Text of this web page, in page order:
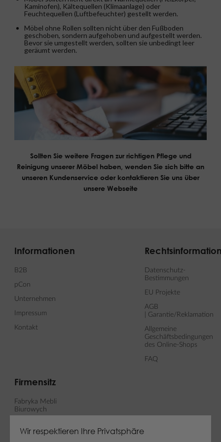
Kaminofen), Kältequellen (Klimaanlage) oder
Feuchtequellen (Luftbefeuchter) gestellt werden.
Möbel ohne Rollen sollten nicht über den Fußboden
geschoben, sondern aufgehoben und aufgestellt werden.
Bevor sie umgestellt werden, sollten sie unbedingt leer
geräumt werden.
Sollten Sie weitere Fragen zur richtigen Pflege und
Reinigung unserer Möbel haben, wenden Sie sich bitte an
unseren Kundenservice oder kontaktieren Sie uns über
unsere Webseite
Informationen
B2B
pCon
Unternehmen
Impressum
Kontakt
Datenschutz-
Bestimmungen
EU Projekte
AGB
| Garantie/Reklamation
Allgemeine
Geschäftsbedingungen
des Online-Shops
FAQ
Firmensitz
Fabryka Mebli
Biurowych
Wir respektieren Ihre Privatsphäre